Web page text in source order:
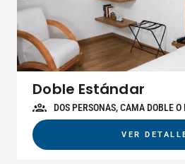
Doble Estándar
DOS PERSONAS, CAMA DOBLE
VER